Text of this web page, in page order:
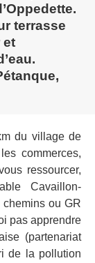
terrasse
et
du village de
commerces,
ressourcer,
Cavaillon-
chemins ou GR
pas apprendre
(partenariat
de la pollution